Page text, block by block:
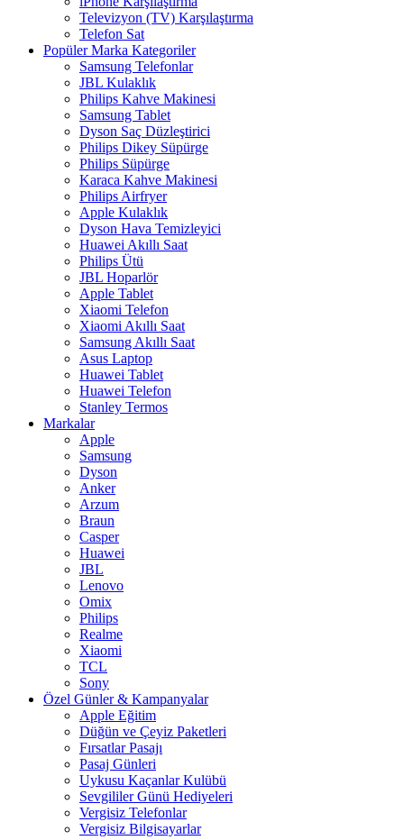
Televizyon (TV) Karşılaştırma
Telefon Sat
Popüler Marka Kategoriler
Samsung Telefonlar
JBL Kulaklık
Philips Kahve Makinesi
Samsung Tablet
Dyson Saç Düzleştirici
Philips Dikey Süpürge
Philips Süpürge
Karaca Kahve Makinesi
Philips Airfryer
Apple Kulaklık
Dyson Hava Temizleyici
Huawei Akıllı Saat
Philips Ütü
JBL Hoparlör
Apple Tablet
Xiaomi Telefon
Xiaomi Akıllı Saat
Samsung Akıllı Saat
Asus Laptop
Huawei Tablet
Huawei Telefon
Stanley Termos
Markalar
Apple
Samsung
Dyson
Anker
Arzum
Braun
Casper
Huawei
JBL
Lenovo
Omix
Philips
Realme
Xiaomi
TCL
Sony
Özel Günler & Kampanyalar
Apple Eğitim
Düğün ve Çeyiz Paketleri
Fırsatlar Pasajı
Pasaj Günleri
Uykusu Kaçanlar Kulübü
Sevgililer Günü Hediyeleri
Vergisiz Telefonlar
Vergisiz Bilgisayarlar